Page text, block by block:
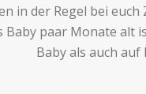
in der Regel bei
paar Monate
Baby als auch auf